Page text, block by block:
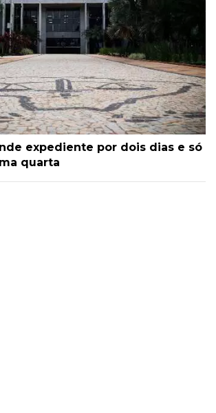
expediente por dois dias e só
quarta